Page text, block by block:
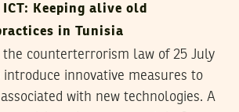
Keeping alive old
in Tunisia
the counterterrorism law of 25 July
introduce innovative measures to
with new technologies. A